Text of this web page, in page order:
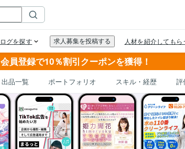
会員登録で10％割引クーポンを獲得！
出品一覧 ポートフォリオ スキル・経歴 評